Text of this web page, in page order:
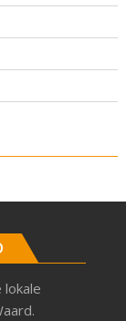
lokale